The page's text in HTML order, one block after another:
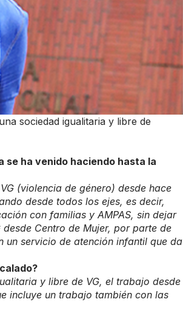
sociedad igualitaria y libre de
se ha venido haciendo hasta la
(violencia de género) desde hace
desde todos los ejes, es decir,
con familias y AMPAS, sin dejar
Centro de Mujer, por parte de
un servicio de atención infantil que da
y libre de VG, el trabajo desde
incluye un trabajo también con las